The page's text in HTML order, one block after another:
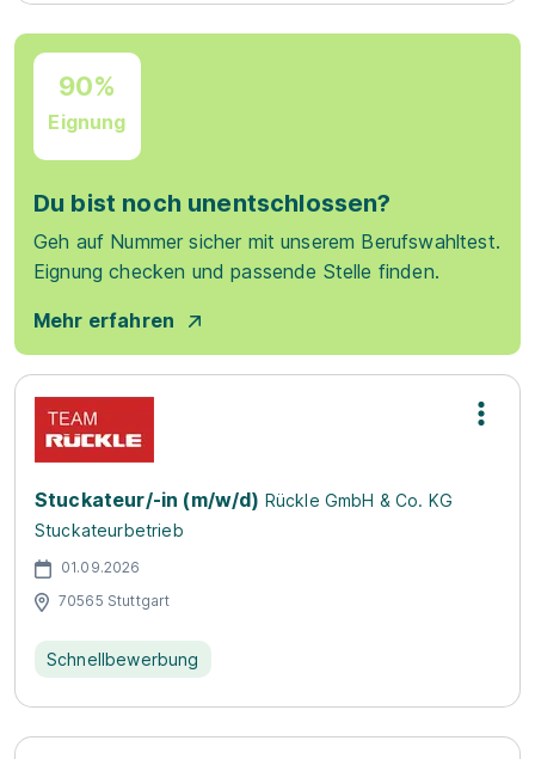
90%
Eignung
Du bist noch unentschlossen?
Geh auf Nummer sicher mit unserem Berufswahltest.
Eignung checken und passende Stelle finden.
Mehr erfahren
Stuckateur/-in (m/w/d) Rückle GmbH & Co. KG
Stuckateurbetrieb
01.09.2026
70565 Stuttgart
Schnellbewerbung